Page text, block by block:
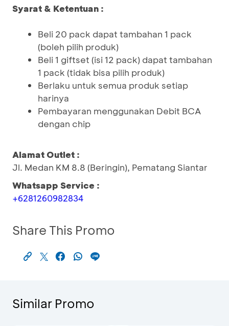
Syarat & Ketentuan :
Beli 20 pack dapat tambahan 1 pack
(boleh pilih produk)
Beli 1 giftset (isi 12 pack) dapat tambahan
1 pack (tidak bisa pilih produk)
Berlaku untuk semua produk setiap
harinya
Pembayaran menggunakan Debit BCA
dengan chip
Alamat Outlet :
Jl. Medan KM 8.8 (Beringin), Pematang Siantar
Whatsapp Service :
+6281260982834
Share This Promo
Similar Promo